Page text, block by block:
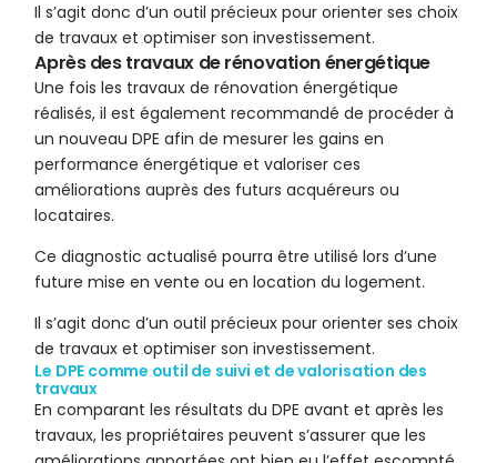
Il s’agit donc d’un outil précieux pour orienter ses choix
de travaux et optimiser son investissement.
Après des travaux de rénovation énergétique
Une fois les travaux de rénovation énergétique
réalisés, il est également recommandé de procéder à
un nouveau DPE afin de mesurer les gains en
performance énergétique et valoriser ces
améliorations auprès des futurs acquéreurs ou
locataires.
Ce diagnostic actualisé pourra être utilisé lors d’une
future mise en vente ou en location du logement.
Il s’agit donc d’un outil précieux pour orienter ses choix
de travaux et optimiser son investissement.
Le DPE comme outil de suivi et de valorisation des
travaux
En comparant les résultats du DPE avant et après les
travaux, les propriétaires peuvent s’assurer que les